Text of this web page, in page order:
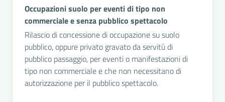
Occupazioni suolo per eventi di tipo non
commerciale e senza pubblico spettacolo
Rilascio di concessione di occupazione su suolo
pubblico, oppure privato gravato da servitù di
pubblico passaggio, per eventi o manifestazioni di
tipo non commerciale e che non necessitano di
autorizzazione per il pubblico spettacolo.